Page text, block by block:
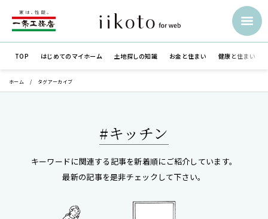
TOP はじめての マイホーム 土地探しの知識 お金と住まい 健康と住まい
ホーム タグアーカイブ
#キッチン
キーワードに関連する記事を新着順にご紹介しています。
最新の記事を是非チェックして下さい。